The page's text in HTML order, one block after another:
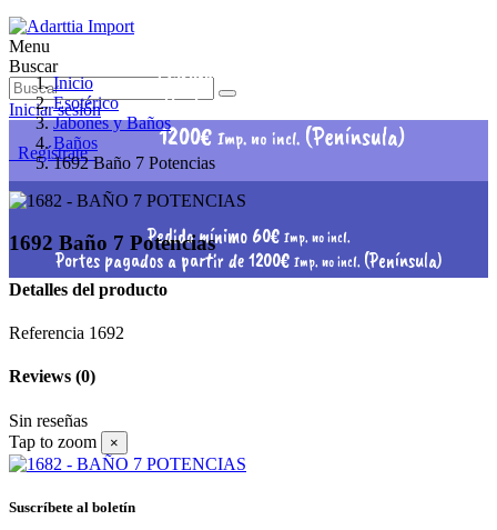
Menu
Buscar
Iniciar sesión
Regístrate
Pedido mínimo 60€ Imp. no incl.
Portes pagados a partir de 1200€ Imp. no incl. (Península)
Pedido mínimo 60€
Portes pagados a partir de
1200€ Imp. no incl. (Península)
Inicio
Esotérico
Jabones y Baños
Baños
1692 Baño 7 Potencias
1692 Baño 7 Potencias
Detalles del producto
Referencia 1692
Reviews (0)
Sin reseñas
Tap to zoom
×
Suscríbete al boletín